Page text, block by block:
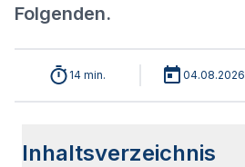
Folgenden.
14 min. 04.08.2026
Inhaltsverzeichnis